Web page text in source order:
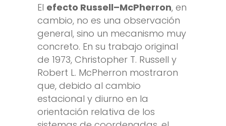
El efecto Russell–McPherron, en
cambio, no es una observación
general, sino un mecanismo muy
concreto. En su trabajo original
de 1973, Christopher T. Russell y
Robert L. McPherron mostraron
que, debido al cambio
estacional y diurno en la
orientación relativa de los